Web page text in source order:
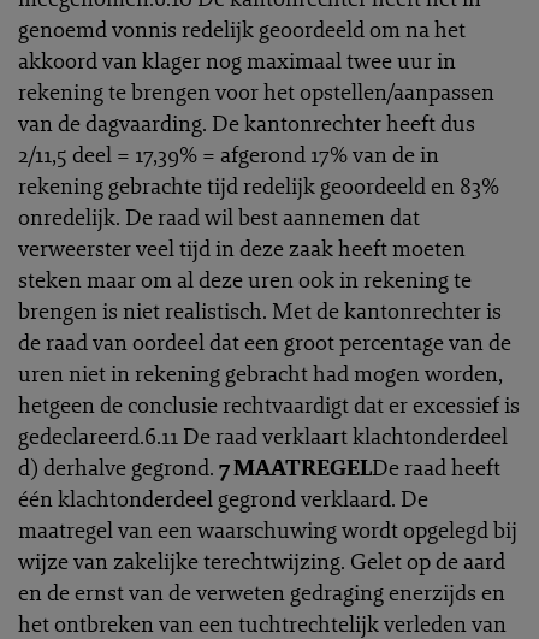
genoemd vonnis redelijk geoordeeld om na het
akkoord van klager nog maximaal twee uur in
rekening te brengen voor het opstellen/aanpassen
van de dagvaarding. De kantonrechter heeft dus
2/11,5 deel = 17,39% = afgerond 17% van de in
rekening gebrachte tijd redelijk geoordeeld en 83%
onredelijk. De raad wil best aannemen dat
verweerster veel tijd in deze zaak heeft moeten
steken maar om al deze uren ook in rekening te
brengen is niet realistisch. Met de kantonrechter is
de raad van oordeel dat een groot percentage van de
uren niet in rekening gebracht had mogen worden,
hetgeen de conclusie rechtvaardigt dat er excessief is
gedeclareerd.6.11 De raad verklaart klachtonderdeel
d) derhalve gegrond. 7 MAATREGELDe raad heeft
één klachtonderdeel gegrond verklaard. De
maatregel van een waarschuwing wordt opgelegd bij
wijze van zakelijke terechtwijzing. Gelet op de aard
en de ernst van de verweten gedraging enerzijds en
het ontbreken van een tuchtrechtelijk verleden van